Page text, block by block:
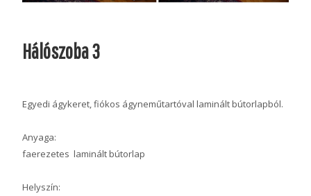
Hálószoba 3
Egyedi ágykeret, fiókos ágyneműtartóval laminált bútorlapból.
Anyaga:
faerezetes laminált bútorlap
Helyszín: